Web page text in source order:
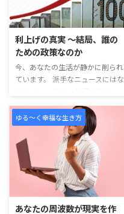
ん。 「もう遅い」は、誰かが作
った思い込み 私たちは、いつの
間にか年齢で自分を縛っていま
す。 20代で成功しなければ遅
い。 30代で安定していなければ
不安。 40代、50代になったら、
もう挑戦は難しい。 そん ...
利上げの真実 〜結局、誰の
ための政策なのか
今、あなたの生活が静かに削られ
ています。 派手なニュースにはな
の不安。 その奥で、じわじわ効
いてくるものがあります。 それ
が「金利の引き上げ」です。 利
上げで生活はどう変わるのか 政
策金利が上がると、社会のお金の
流れが変わります。 お金を借り
るコストが上がる。 企業は新し
い投資を控える。 個人は大きな
ゆる～く幸福な生き方
あなたの周波数が現実を作